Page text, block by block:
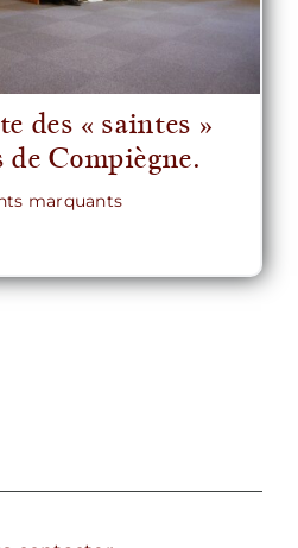
des « saintes »
Compiègne.
marquants